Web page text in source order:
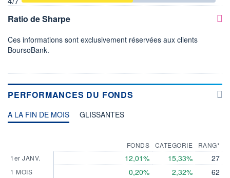
Ratio de Sharpe
Ces informations sont exclusivement réservées aux clients
BoursoBank.
PERFORMANCES DU FONDS
A LA FIN DE MOIS GLISSANTES
1er JANV.
1 MOIS
FONDS
12,01%
0,20%
CATEGORIE
15,33%
2,32%
RANG*
27
62